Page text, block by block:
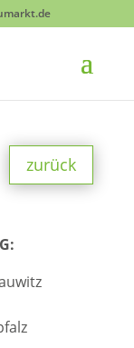
zurück